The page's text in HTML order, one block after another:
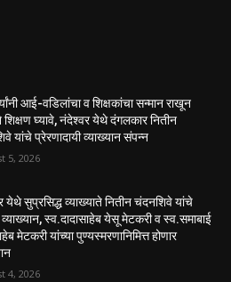
आई-वडिलांचा व शिक्षकांचा सन्मान राखून
शिक्षण घ्यावे, नंदेश्वर येथे दंगलकार नितीन
यांचे प्रेरणादायी व्याख्यान संपन्न
5, 2026
येथे सुप्रसिद्ध व्याख्याते नितीन चंदनशिवे यांचे
व्याख्यान, स्व.दादासाहेब येसू मेटकरी व स्व.समाबाई
मेटकरी यांच्या पुण्यस्मरणानिमित्त होणार
4, 2026